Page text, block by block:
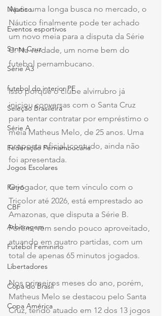
Náutico
Eventos esportivos
Santa Cruz
Série A3
futebol do interior PE
Seleção Brasileira
Série A
Federação Pernambucana
Jogos Escolares
Retrô
CBF
Arbitragem
Futebol Feminino
Libertadores
Copa do Brasil
Copa América
Após uma longa busca no mercado, o
Náutico finalmente pode ter achado
um novo meia para a disputa da Série
C. Na verdade, um nome bem do
futebol pernambucano.
Isso porque o clube alvirrubro já
iniciou conversas com o Santa Cruz
para tentar contratar por empréstimo o
meia Matheus Melo, de 25 anos. Uma
proposta oficial, contudo, ainda não
foi apresentada.
O jogador, que tem vínculo com o
Tricolor até 2026, está emprestado ao
Amazonas, que disputa a Série B.
Porém, vem sendo pouco aproveitado,
atuando em quatro partidas, com um
total de apenas 65 minutos jogados.
Nos primeiros meses do ano, porém,
Matheus Melo se destacou pelo Santa
Cruz, tendo atuado em 12 dos 13 jogos